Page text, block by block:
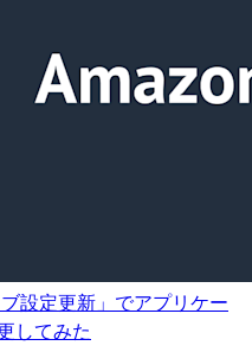
設定更新」でアプリケー
してみた